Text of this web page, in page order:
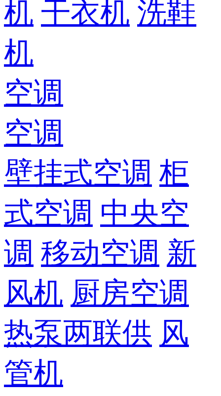
机 干衣机 洗鞋
机
空调
空调
壁挂式空调 柜
式空调 中央空
调 移动空调 新
风机 厨房空调
热泵两联供 风
管机